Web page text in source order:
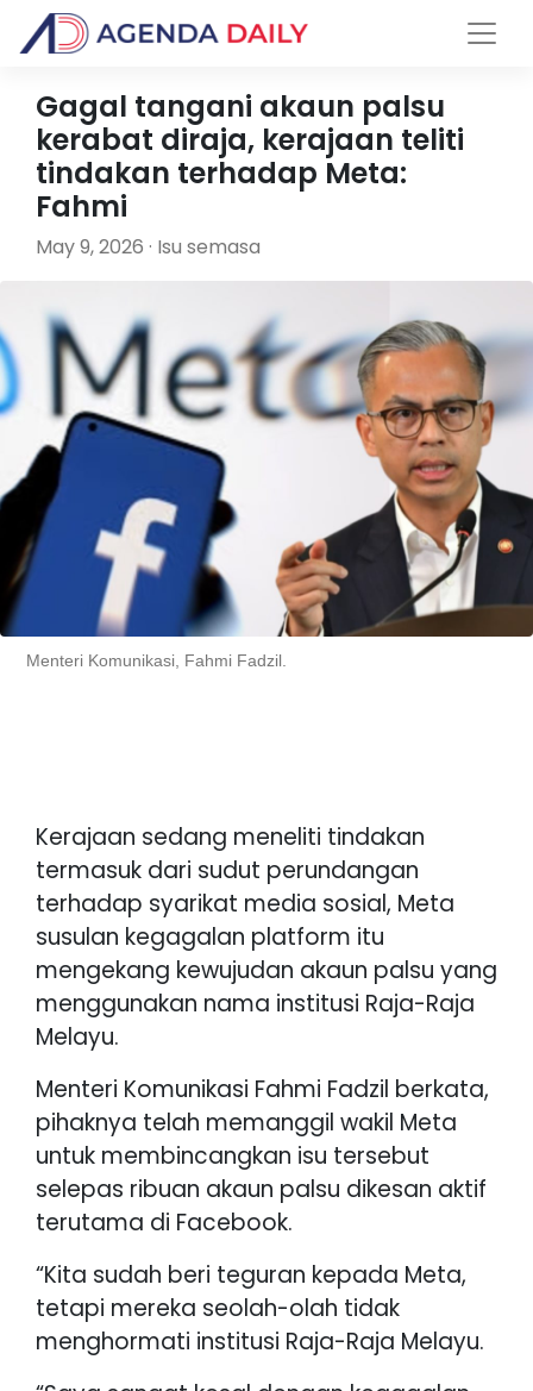
Gagal tangani akaun palsu
kerabat diraja, kerajaan teliti
tindakan terhadap Meta:
Fahmi
May 9, 2026 · Isu semasa
Menteri Komunikasi, Fahmi Fadzil.
Kerajaan sedang meneliti tindakan
termasuk dari sudut perundangan
terhadap syarikat media sosial, Meta
susulan kegagalan platform itu
mengekang kewujudan akaun palsu yang
menggunakan nama institusi Raja-Raja
Melayu.
Menteri Komunikasi Fahmi Fadzil berkata,
pihaknya telah memanggil wakil Meta
untuk membincangkan isu tersebut
selepas ribuan akaun palsu dikesan aktif
terutama di Facebook.
“Kita sudah beri teguran kepada Meta,
tetapi mereka seolah-olah tidak
menghormati institusi Raja-Raja Melayu.